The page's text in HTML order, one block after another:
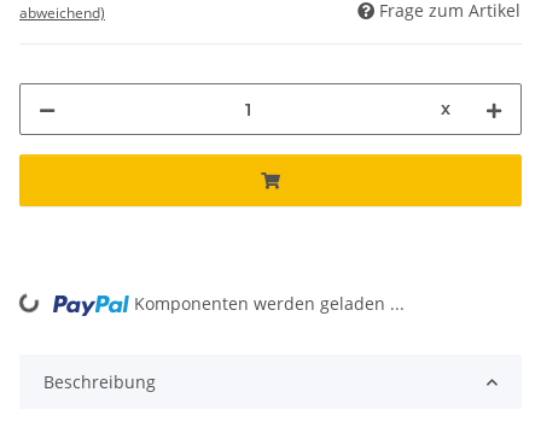
abweichend)
Frage zum Artikel
x
Komponenten werden geladen ...
Beschreibung